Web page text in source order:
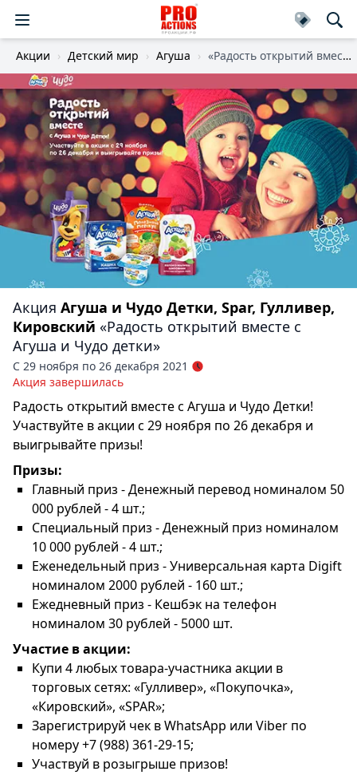
Акции Детский мир Агуша «Радость открытий вместе с Агуша и Чудо детки»
Акция Агуша и Чудо Детки, Spar, Гулливер,
Кировский «Радость открытий вместе с
Агуша и Чудо детки»
С 29 ноября по 26 декабря 2021
Акция завершилась
Радость открытий вместе с Агуша и Чудо Детки!
Участвуйте в акции с 29 ноября по 26 декабря и
выигрывайте призы!
Призы:
Главный приз - Денежный перевод номиналом 50
000 рублей - 4 шт.;
Специальный приз - Денежный приз номиналом
10 000 рублей - 4 шт.;
Еженедельный приз - Универсальная карта Digift
номиналом 2000 рублей - 160 шт.;
Ежедневный приз - Кешбэк на телефон
номиналом 30 рублей - 5000 шт.
Участие в акции:
Купи 4 любых товара-участника акции в
торговых сетях: «Гулливер», «Покупочка»,
«Кировский», «SPAR»;
Зарегистрируй чек в WhatsApp или Viber по
номеру +7 (988) 361-29-15;
Участвуй в розыгрыше призов!